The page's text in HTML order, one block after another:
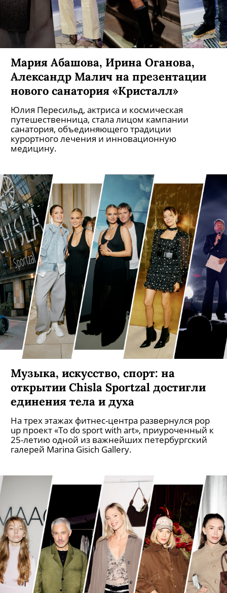
Мария Абашова, Ирина Оганова,
Александр Малич на презентации
нового санатория «Кристалл»
Юлия Пересильд, актриса и космическая
путешественница, стала лицом кампании
санатория, объединяющего традиции
курортного лечения и инновационную
медицину.
Музыка, искусство, спорт: на
открытии Chisla Sportzal достигли
единения тела и духа
На трех этажах фитнес-центра развернулся pop
up проект «To do sport with art», приуроченный к
25-летию одной из важнейших петербургский
галерей Marina Gisich Gallery.